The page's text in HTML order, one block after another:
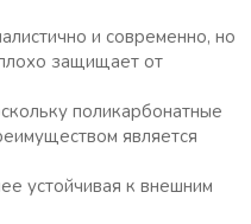
и современно, но
защищает от
поликарбонатные
является
устойчивая к внешним